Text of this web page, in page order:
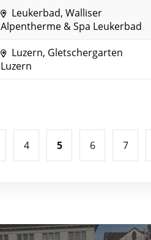
Leukerbad, Walliser
Alpentherme & Spa Leukerbad
Luzern, Gletschergarten
Luzern
4 5 6 7